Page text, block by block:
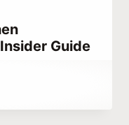
Guide